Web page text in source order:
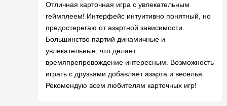
Отличная карточная игра с увлекательным
геймплеем! Интерфейс интуитивно понятный, но
предостерегаю от азартной зависимости.
Большинство партий динамичные и
увлекательные, что делает
времяпрепровождение интересным. Возможность
играть с друзьями добавляет азарта и веселья.
Рекомендую всем любителям карточных игр!